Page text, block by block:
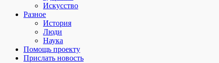
Искусство
Разное
История
Люди
Наука
Помощь проекту
Прислать новость